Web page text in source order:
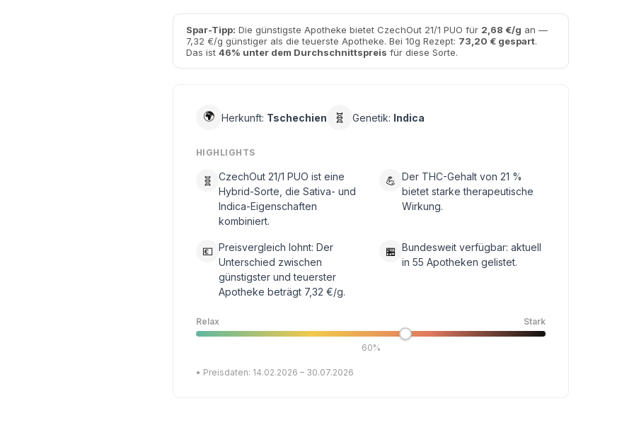
Spar-Tipp: Die günstigste Apotheke bietet CzechOut 21/1 PUO für 2,68 €/g an —
7,32 €/g günstiger als die teuerste Apotheke. Bei 10g Rezept: 73,20 € gespart.
Das ist 46% unter dem Durchschnittspreis für diese Sorte.
🌍 Herkunft: Tschechien 🧬 Genetik: Indica
HIGHLIGHTS
🧬
CzechOut 21/1 PUO ist eine
Hybrid-Sorte, die Sativa- und
Indica-Eigenschaften
kombiniert.
💪 Der THC-Gehalt von 21 %
bietet starke therapeutische
Wirkung.
💶 Preisvergleich lohnt: Der
Unterschied zwischen
günstigster und teuerster
Apotheke beträgt 7,32 €/g.
🏪 Bundesweit verfügbar: aktuell
in 55 Apotheken gelistet.
Relax Stark
60%
• Preisdaten: 14.02.2026 – 30.07.2026